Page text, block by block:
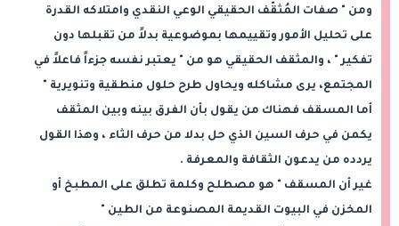
ومن " صفات المُثقّف الحقيقي الوعي النقدي وامتلاكه القدرة
على تحليل الأمور وتقييمها بموضوعية بدلاً من تقبلها دون
تفكير " ، والمثقف الحقيقي هو من " يعتبر نفسه جزءاً فاعلاً في
المجتمع، يرى مشاكله ويحاول طرح حلول منطقية وتنويرية "
أما المسقف فهناك من يقول بأن الفرق بينه وبين المثقف
يكمن في حرف السين الذي حل بدلا من حرف الثاء ، وهذا القول
يردده من يدعون الثقافة والمعرفة .
غير أن المسقف " هو مصطلح وكلمة تطلق على المطبخ أو
المخزن في البيوت القديمة المصنوعة من الطين "